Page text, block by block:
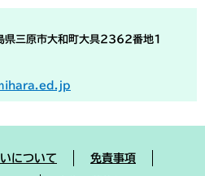
三原市大和町大具2362番地1
について 免責事項